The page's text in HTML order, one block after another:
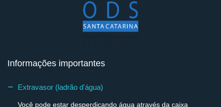
Informações importantes
Extravasor (ladrão d'água)
Você pode estar desperdiçando água através da caixa